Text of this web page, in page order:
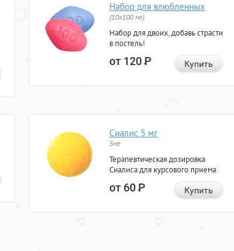
Набор для влюбленных
(10х100 мг)
Набор для двоих, добавь страсти
в постель!
от 120Р Купить
Сиалис 5 мг
5мг
Терапевтическая дозировка
Сиалиса для курсового приема
от 60Р Купить